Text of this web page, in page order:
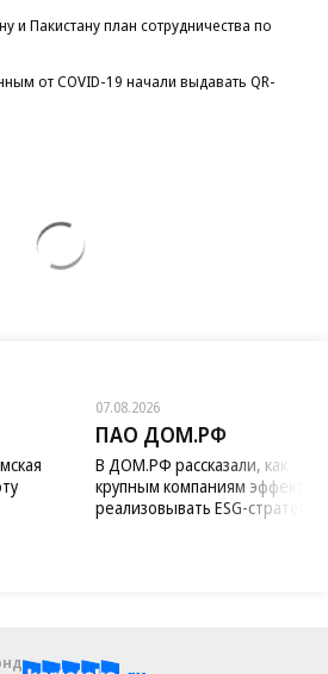
и Пакистану план сотрудничества по
от COVID-19 начали выдавать QR-
07.08.2026
ПАО ДОМ.РФ
В ДОМ.РФ рассказали, как
крупным компаниям
реализовывать ESG-стратегию